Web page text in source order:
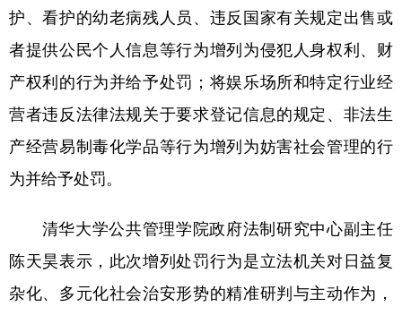
护、看护的幼老病残人员、违反国家有关规定出售或
者提供公民个人信息等行为增列为侵犯人身权利、财
产权利的行为并给予处罚；将娱乐场所和特定行业经
营者违反法律法规关于要求登记信息的规定、非法生
产经营易制毒化学品等行为增列为妨害社会管理的行
为并给予处罚。
清华大学公共管理学院政府法制研究中心副主任
陈天昊表示，此次增列处罚行为是立法机关对日益复
杂化、多元化社会治安形势的精准研判与主动作为，